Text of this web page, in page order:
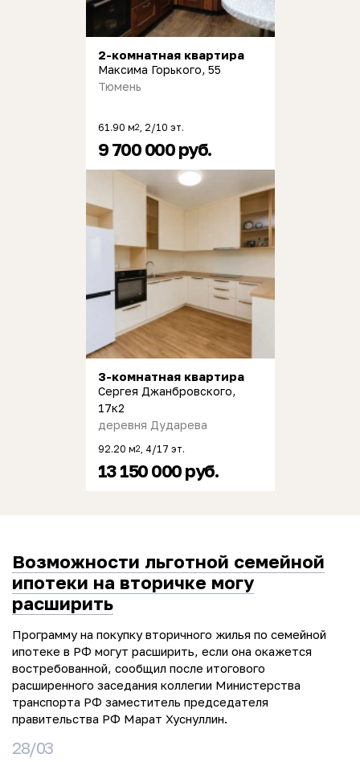
2-комнатная квартира
Максима Горького, 55
Тюмень
61.90 м2 , 2/10 эт.
9 700 000 руб.
3-комнатная квартира
Сергея Джанбровского,
17к2
деревня Дударева
92.20 м2 , 4/17 эт.
13 150 000 руб.
Возможности льготной семейной
ипотеки на вторичке могу
расширить
Программу на покупку вторичного жилья по семейной
ипотеке в РФ могут расширить, если она окажется
востребованной, сообщил после итогового
расширенного заседания коллегии Министерства
транспорта РФ заместитель председателя
правительства РФ Марат Хуснуллин.
28/03